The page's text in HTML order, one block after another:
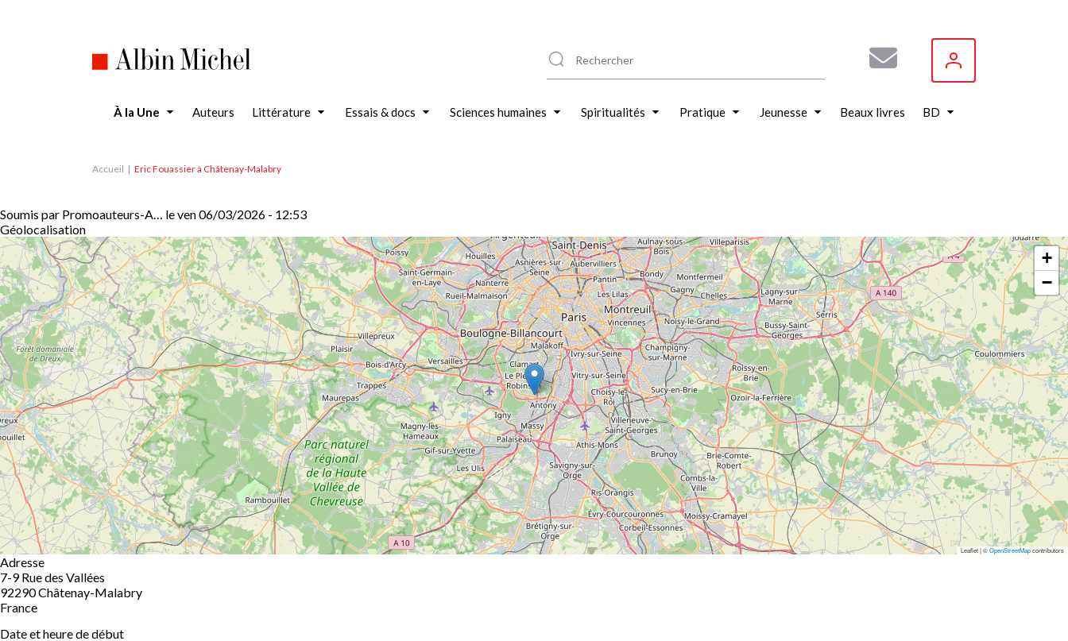
À la Une Auteurs Littérature Essais & docs Sciences humaines Spiritualités Pratique Jeunesse Beaux livres BD
Accueil Eric Fouassier à Châtenay-Malabry
Soumis par Promoauteurs-A… leven 06/03/2026 - 12:53
Géolocalisation
+
−
Leaflet | ©OpenStreetMapcontributors
Adresse
7-9 Rue des Vallées
92290Châtenay-Malabry
France
Date et heure de début